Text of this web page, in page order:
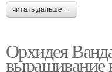
читать дальше →
Орхидея
выращивание